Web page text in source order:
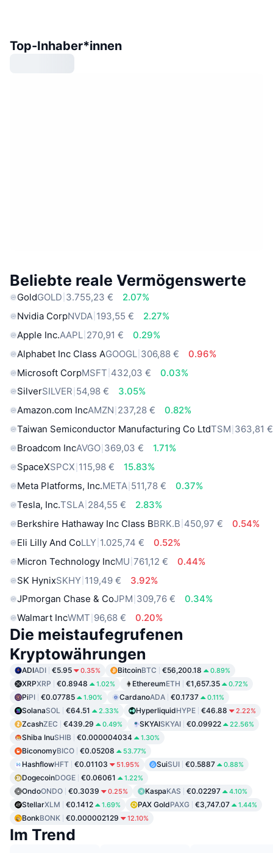
Top-Inhaber*innen
Beliebte reale Vermögenswerte
GoldGOLD 3.755,23 €
2.07%
Nvidia CorpNVDA 193,55 €
2.27%
Apple Inc.AAPL 270,91 €
0.29%
Alphabet Inc Class AGOOGL 306,88 €
0.96%
Microsoft CorpMSFT 432,03 €
0.03%
SilverSILVER 54,98 €
3.05%
Amazon.com IncAMZN 237,28 €
0.82%
Taiwan Semiconductor Manufacturing Co LtdTSM 363,81 €
Broadcom IncAVGO 369,03 €
1.71%
SpaceXSPCX 115,98 €
15.83%
Meta Platforms, Inc.META 511,78 €
0.37%
Tesla, Inc.TSLA 284,55 €
2.83%
Berkshire Hathaway Inc Class BBRK.B 450,97 €
0.54%
Eli Lilly And CoLLY 1.025,74 €
0.52%
Micron Technology IncMU 761,12 €
0.44%
SK HynixSKHY 119,49 €
3.92%
JPmorgan Chase & CoJPM 309,76 €
0.34%
Walmart IncWMT 96,68 € 0.20%
Die meistaufegrufenen
Kryptowährungen
ADIADI €5.95 0.35% BitcoinBTC €56,200.18 0.89%
XRPXRP €0.8948 1.02% EthereumETH €1,657.35 0.72%
PiPI €0.07785 1.90% CardanoADA €0.1737 0.11%
SolanaSOL €64.51 2.33% HyperliquidHYPE €46.88 2.22%
ZcashZEC €439.29 0.49% SKYAISKYAI €0.09922 22.56%
Shiba InuSHIB €0.000004034 1.30%
BiconomyBICO €0.05208 53.77%
HashflowHFT €0.01103 51.95% SuiSUI €0.5887 0.88%
DogecoinDOGE €0.06061 1.22%
OndoONDO €0.3039 0.25% KaspaKAS €0.02297 4.10%
StellarXLM €0.1412 1.69% PAX GoldPAXG €3,747.07 1.44%
BonkBONK €0.000002129 12.10%
Im Trend